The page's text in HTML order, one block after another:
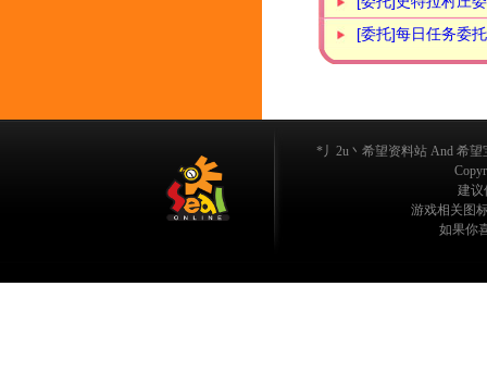
[委托]每日任务委托
*丿2u丶希望资料站 And 希望
建议
游戏相关图
如果你